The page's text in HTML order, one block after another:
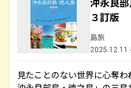
３訂版
島旅
2025.12.11
見たことのない世界に心奪